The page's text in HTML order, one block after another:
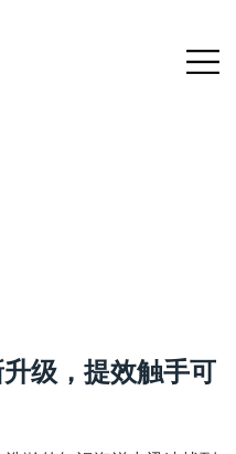
级，提效触手可